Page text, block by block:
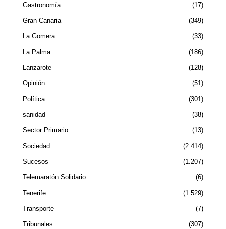
Gastronomía 17
Gran Canaria 349
La Gomera 33
La Palma 186
Lanzarote 128
Opinión 51
Política 301
sanidad 38
Sector Primario 13
Sociedad 2.414
Sucesos 1.207
Telemaratón Solidario 6
Tenerife 1.529
Transporte 7
Tribunales 307